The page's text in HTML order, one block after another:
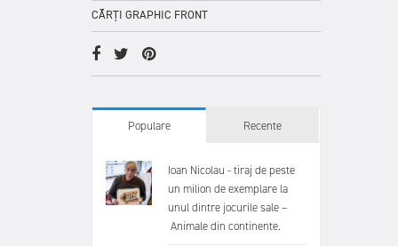
CĂRȚI GRAPHIC FRONT
Populare Recente
Ioan Nicolau - tiraj de peste
un milion de exemplare la
unul dintre jocurile sale –
Animale din continente.